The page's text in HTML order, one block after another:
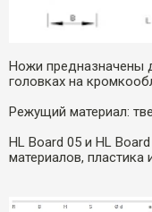
Ножи предназначены
головках на
Режущий материал:
HL Board 05 и HL
материалов, пластика